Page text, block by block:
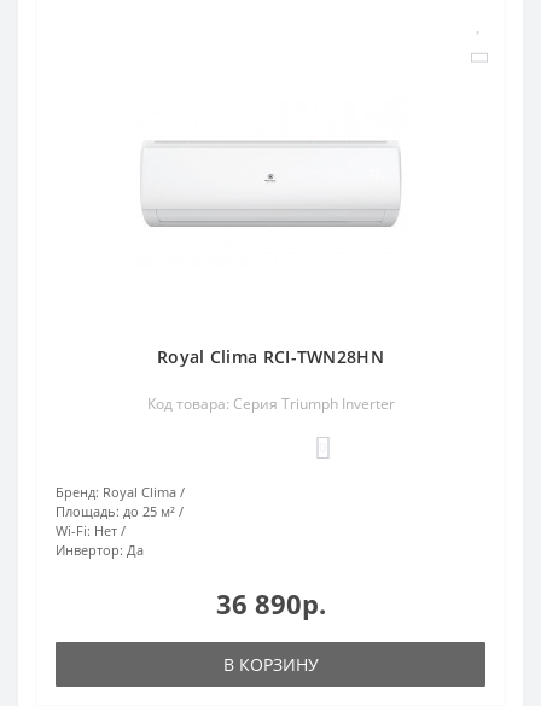
Royal Clima RCI-TWN28HN
Код товара: Серия Triumph Inverter
Бренд: Royal Clima
Площадь: до 25 м²
Wi-Fi: Нет
Инвертор: Да
36 890р.
В КОРЗИНУ